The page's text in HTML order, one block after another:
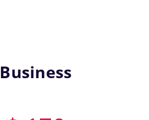
Business